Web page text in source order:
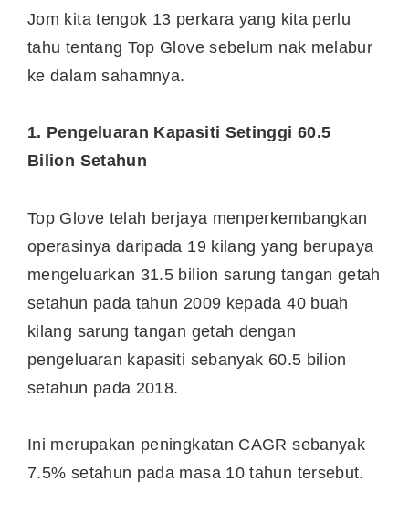
Jom kita tengok 13 perkara yang kita perlu
tahu tentang Top Glove sebelum nak melabur
ke dalam sahamnya.
1. Pengeluaran Kapasiti Setinggi 60.5
Bilion Setahun
Top Glove telah berjaya menperkembangkan
operasinya daripada 19 kilang yang berupaya
mengeluarkan 31.5 bilion sarung tangan getah
setahun pada tahun 2009 kepada 40 buah
kilang sarung tangan getah dengan
pengeluaran kapasiti sebanyak 60.5 bilion
setahun pada 2018.
Ini merupakan peningkatan CAGR sebanyak
7.5% setahun pada masa 10 tahun tersebut.